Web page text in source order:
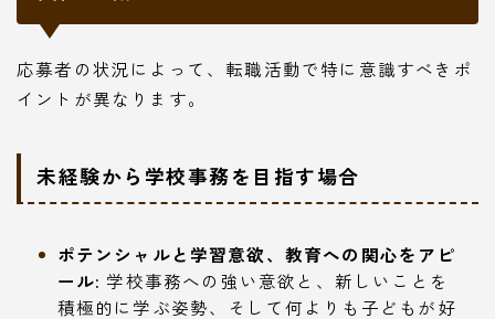
応募者の状況によって、転職活動で特に意識すべきポ
イントが異なります。
未経験から学校事務を目指す場合
ポテンシャルと学習意欲、教育への関心をアピ
ール: 学校事務への強い意欲と、新しいことを
積極的に学ぶ姿勢、そして何よりも子どもが好